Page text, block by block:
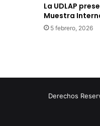
La UDLAP
Muestra
5 febrero, 2026
Derechos